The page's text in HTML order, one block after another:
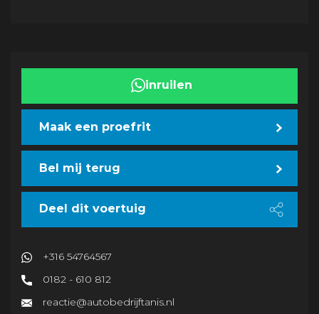
inruilen
Maak een proefrit
Bel mij terug
Deel dit voertuig
+316 54764567
0182 - 610 812
reactie@autobedrijftanis.nl